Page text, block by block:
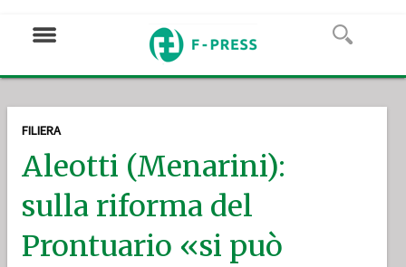
FILIERA
Aleotti (Menarini):
sulla riforma del
Prontuario «si può